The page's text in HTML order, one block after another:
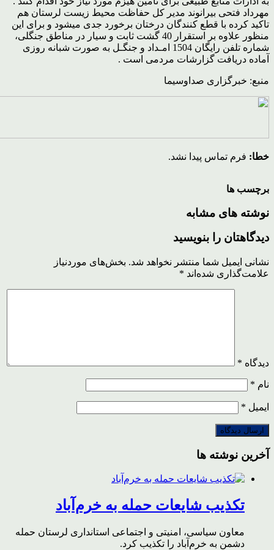
مهرداد فتحی بیرانوند مدیر کل حفاظت محیط زیست لرستان هم
تاکید کرده با قطع کنندگان درختان برخورد جدی میشود و برای این
منظور علاوه بر استقرار 40 گشت ثابت و سیار در مناطق جنگلی،
شماره تلفن رایگان 1504 امـداد و جنگـل به صورت شبانه روزی
آماده دریافت گزارشات مردمی است .
منبع: خبرگزاری صداوسیما
خطا: فرم تماس پیدا نشد.
برچسب ها
نوشته های مشابه
دیدگاهتان را بنویسید
نشانی ایمیل شما منتشر نخواهد شد. بخش‌های موردنیاز
علامت‌گذاری شده‌اند *
دیدگاه *
نام *
ایمیل *
آخرین نوشته ها
تکذیب شایعات حمله به خرم‌آباد
معاون سیاسی، امنیتی و اجتماعی استانداری لرستان حمله
دشمن به خرم‌آباد را تکذیب کرد.